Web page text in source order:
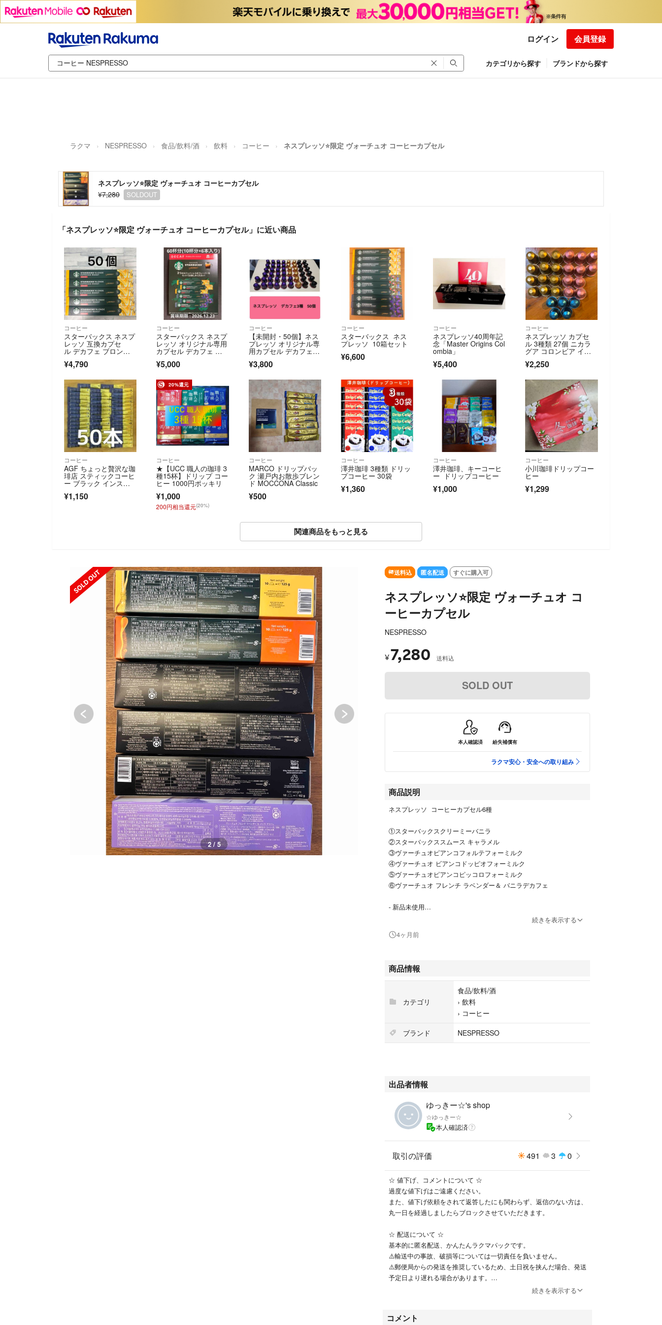
ログイン 会員登録
カテゴリから探す ブランドから探す
ラクマ NESPRESSO 食品/飲料/酒 飲料 コーヒー ネスプレッソ⭐️限定 ヴォーチュオ コーヒーカプセル
ネスプレッソ⭐️限定 ヴォーチュオ コーヒーカプセル
¥7,280
SOLDOUT
「ネスプレッソ⭐️限定 ヴォーチュオ コーヒーカプセル」に近い商品
コーヒー
スターバックス ネスプ
レッソ 互換カプセ
ル デカフェ ブロン
ド エスプレッソ ロー
スト 50個
¥4,790
コーヒー
スターバックス ネスプ
レッソ オリジナル専用
カプセル デカフェ ア
ソート60杯分(10杯分×
6本入り)
¥5,000
コーヒー
【未開封・50個】ネス
プレッソ オリジナル専
用カプセル デカフェ 3
種アソート
¥3,800
コーヒー
スターバックス ネス
プレッソ 10箱セット
¥6,600
コーヒー
ネスプレッソ40周年記
念「Master Origins Col
ombia」
¥5,400
コーヒー
ネスプレッソ カプセ
ル 3種類 27個 ニカラ
グア コロンビア イン
ドネシア
¥2,250
コーヒー
AGF ちょっと贅沢な珈
琲店 スティックコーヒ
ー ブラック インスタ
¥1,150
20%還元
コーヒー
★【UCC 職人の珈琲 3
種15杯】ドリップ コー
ヒー 1000円ポッキリ
¥1,000
200円相当還元(20%)
コーヒー
MARCO ドリップバッ
ク 瀬戸内お散歩ブレン
ド MOCCONA Classic
¥500
コーヒー
澤井珈琲 3種類 ドリッ
プコーヒー 30袋
¥1,360
コーヒー
澤井珈琲、キーコーヒ
ー ドリップコーヒー
¥1,000
コーヒー
小川珈琲ドリップコー
ヒー
¥1,299
関連商品をもっと見る
SOLD OUT SOLD OUT
3 / 5
送料込 匿名配送 すぐに購入可
ネスプレッソ⭐️限定 ヴォーチュオ コ
ーヒーカプセル
NESPRESSO
¥7,280 送料込
SOLD OUT
本人確認済 紛失補償有
ラクマ安心・安全への取り組み
商品説明
ネスプレッソ コーヒーカプセル6種
①スターバックスクリーミーバニラ
②スターバックススムース キャラメル
③ヴァーチュオピアンコフォルテフォーミルク
④ヴァーチュオ ビアンコドッピオフォーミルク
⑤ヴァーチュオピアンコピッコロフォーミルク
⑥ヴァーチュオ フレンチ ラベンダー＆ バニラデカフェ
- 新品未使用
⚠️自宅保管、素人検品のため神経質な方はご遠慮ください。
だける方、よろしくお願いします。箱はたたんで同封します。
#ネスカフェ
#スターバックス
続きを表示する
4ヶ月前
商品情報
カテゴリ
食品/飲料/酒
› 飲料
› コーヒー
ブランド
NESPRESSO
出品者情報
ゆっきー☆'s shop
☆ゆっきー☆
本人確認済
取引の評価 491 3 0
☆ 値下げ、コメントについて ☆
過度な値下げはご遠慮ください。
また、値下げ依頼をされて返答したにも関わらず、返信のない方は、
丸一日を経過しましたらブロックさせていただきます。
☆ 配送について ☆
基本的に匿名配送、かんたんラクマパックです。
⚠️輸送中の事故、破損等については一切責任を負いません。
⚠️郵便局からの発送を推奨しているため、土日祝を挟んだ場合、発送
予定日より遅れる場合があります。
⚠️普通郵便で送付可能な小さい品もかんたんラクマパックのため、取
商品に不備がないよう気をつけておりますが、パッケージ等の問題で
続きを表示する
コメント